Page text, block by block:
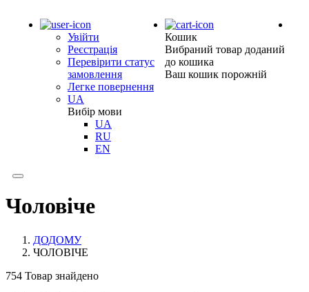
Увійти
Реєстрація
Перевірити статус
замовлення
Легке повернення
UA
Вибір мови
UA
RU
EN
Кошик
Вибраний товар доданий
до кошика
Ваш кошик порожній
Чоловіче
ДОДОМУ
ЧОЛОВІЧЕ
754 Товар знайдено